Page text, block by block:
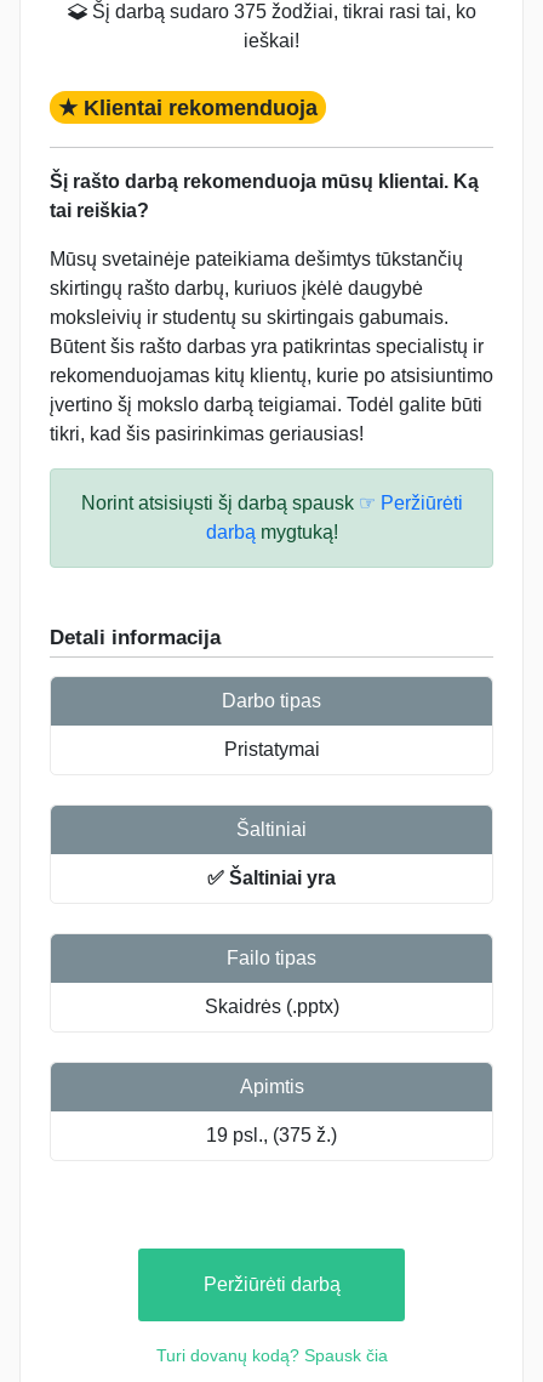
Šį darbą sudaro 375 žodžiai, tikrai rasi tai, ko
ieškai!
★ Klientai rekomenduoja
Šį rašto darbą rekomenduoja mūsų klientai. Ką
tai reiškia?
Mūsų svetainėje pateikiama dešimtys tūkstančių
skirtingų rašto darbų, kuriuos įkėlė daugybė
moksleivių ir studentų su skirtingais gabumais.
Būtent šis rašto darbas yra patikrintas specialistų ir
rekomenduojamas kitų klientų, kurie po atsisiuntimo
įvertino šį mokslo darbą teigiamai. Todėl galite būti
tikri, kad šis pasirinkimas geriausias!
Norint atsisiųsti šį darbą spausk ☞ Peržiūrėti
darbą mygtuką!
Detali informacija
Darbo tipas
Pristatymai
Šaltiniai
✅ Šaltiniai yra
Failo tipas
Skaidrės (.pptx)
Apimtis
19 psl., (375 ž.)
Peržiūrėti darbą
Turi dovanų kodą? Spausk čia